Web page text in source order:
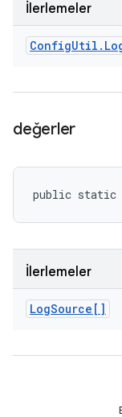
İlerlemeler
ConfigUtil .
değerler
public
İlerlemeler
LogSource[]